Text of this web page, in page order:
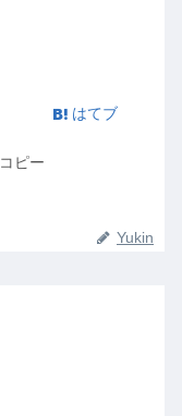
はてブ
コピー
Yukin